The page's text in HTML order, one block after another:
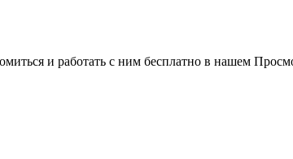
и работать с ним бесплатно в нашем